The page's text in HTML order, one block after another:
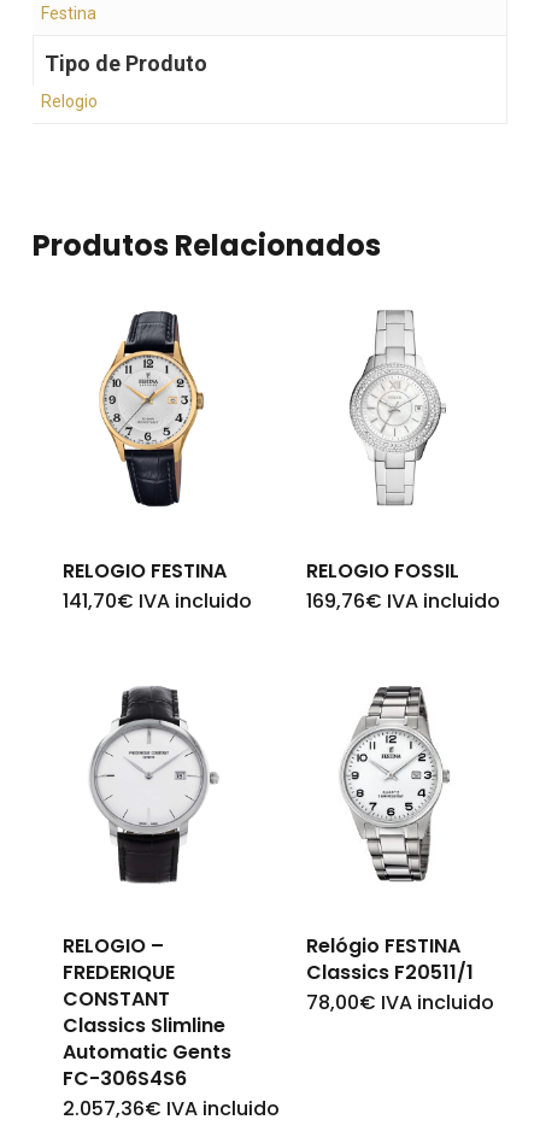
Nenhum produto no
carrinho.
Go To Shop
Festina
Tipo de Produto
Relogio
Produtos Relacionados
RELOGIO FESTINA
141,70€ IVA incluido
RELOGIO FOSSIL
169,76€ IVA incluido
RELOGIO –
FREDERIQUE
CONSTANT
Classics Slimline
Automatic Gents
FC-306S4S6
2.057,36€ IVA incluido
Relógio FESTINA
Classics F20511/1
78,00€ IVA incluido